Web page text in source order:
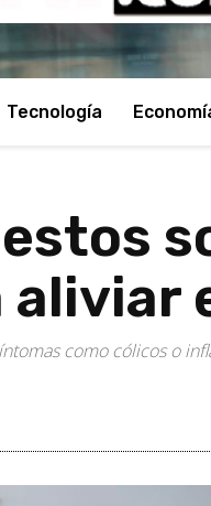
Tecnología
aliviar
como cólicos o